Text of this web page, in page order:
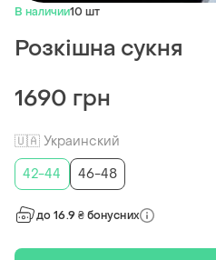
В наличии10 шт
Розкішна сукня
1690 грн
🇺🇦 Украинский
42-44
46-48
до 16.9 ₴ бонусних